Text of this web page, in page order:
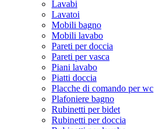
Lavabi
Lavatoi
Mobili bagno
Mobili lavabo
Pareti per doccia
Pareti per vasca
Piani lavabo
Piatti doccia
Placche di comando per wc
Plafoniere bagno
Rubinetti per bidet
Rubinetti per doccia